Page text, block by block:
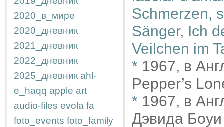
2020_в_мире
2020_дневник
2021_дневник
2022_дневник
2025_дневник ahl-
e_haqq apple art
audio-files evola fa
foto_events foto_family
Schmerzen,
Sänger, Ich
Veilchen im
* 1967, в
Pepper’s
* 1967, в
Дэвида Боуи